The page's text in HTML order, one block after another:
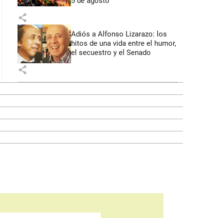
share
Adiós a Alfonso Lizarazo: los
hitos de una vida entre el humor,
el secuestro y el Senado
share